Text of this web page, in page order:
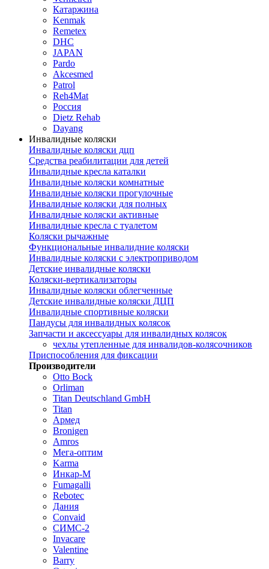
Катаржина
Kenmak
Remetex
DHC
JAPAN
Pardo
Akcesmed
Patrol
Reh4Mat
Россия
Dietz Rehab
Dayang
Инвалидные коляски
Инвалидные коляски дцп
Средства реабилитации для детей
Инвалидные кресла каталки
Инвалидные коляски комнатные
Инвалидные коляски прогулочные
Инвалидные коляски для полных
Инвалидные коляски активные
Инвалидные кресла с туалетом
Коляски рычажные
Функциональные инвалидние коляски
Инвалидные коляски с электроприводом
Детские инвалидные коляски
Коляски-вертикализаторы
Инвалидные коляски облегченные
Детские инвалидные коляски ДЦП
Инвалидные спортивные коляски
Пандусы для инвалидных колясок
Запчасти и аксессуары для инвалидных колясок
чехлы утепленные для инвалидов-колясочников
Приспособления для фиксации
Производители
Otto Bock
Orliman
Titan Deutschland GmbH
Titan
Армед
Bronigen
Amros
Мега-оптим
Karma
Инкар-М
Fumagalli
Rebotec
Дания
Convaid
СИМС-2
Invacare
Valentine
Barry